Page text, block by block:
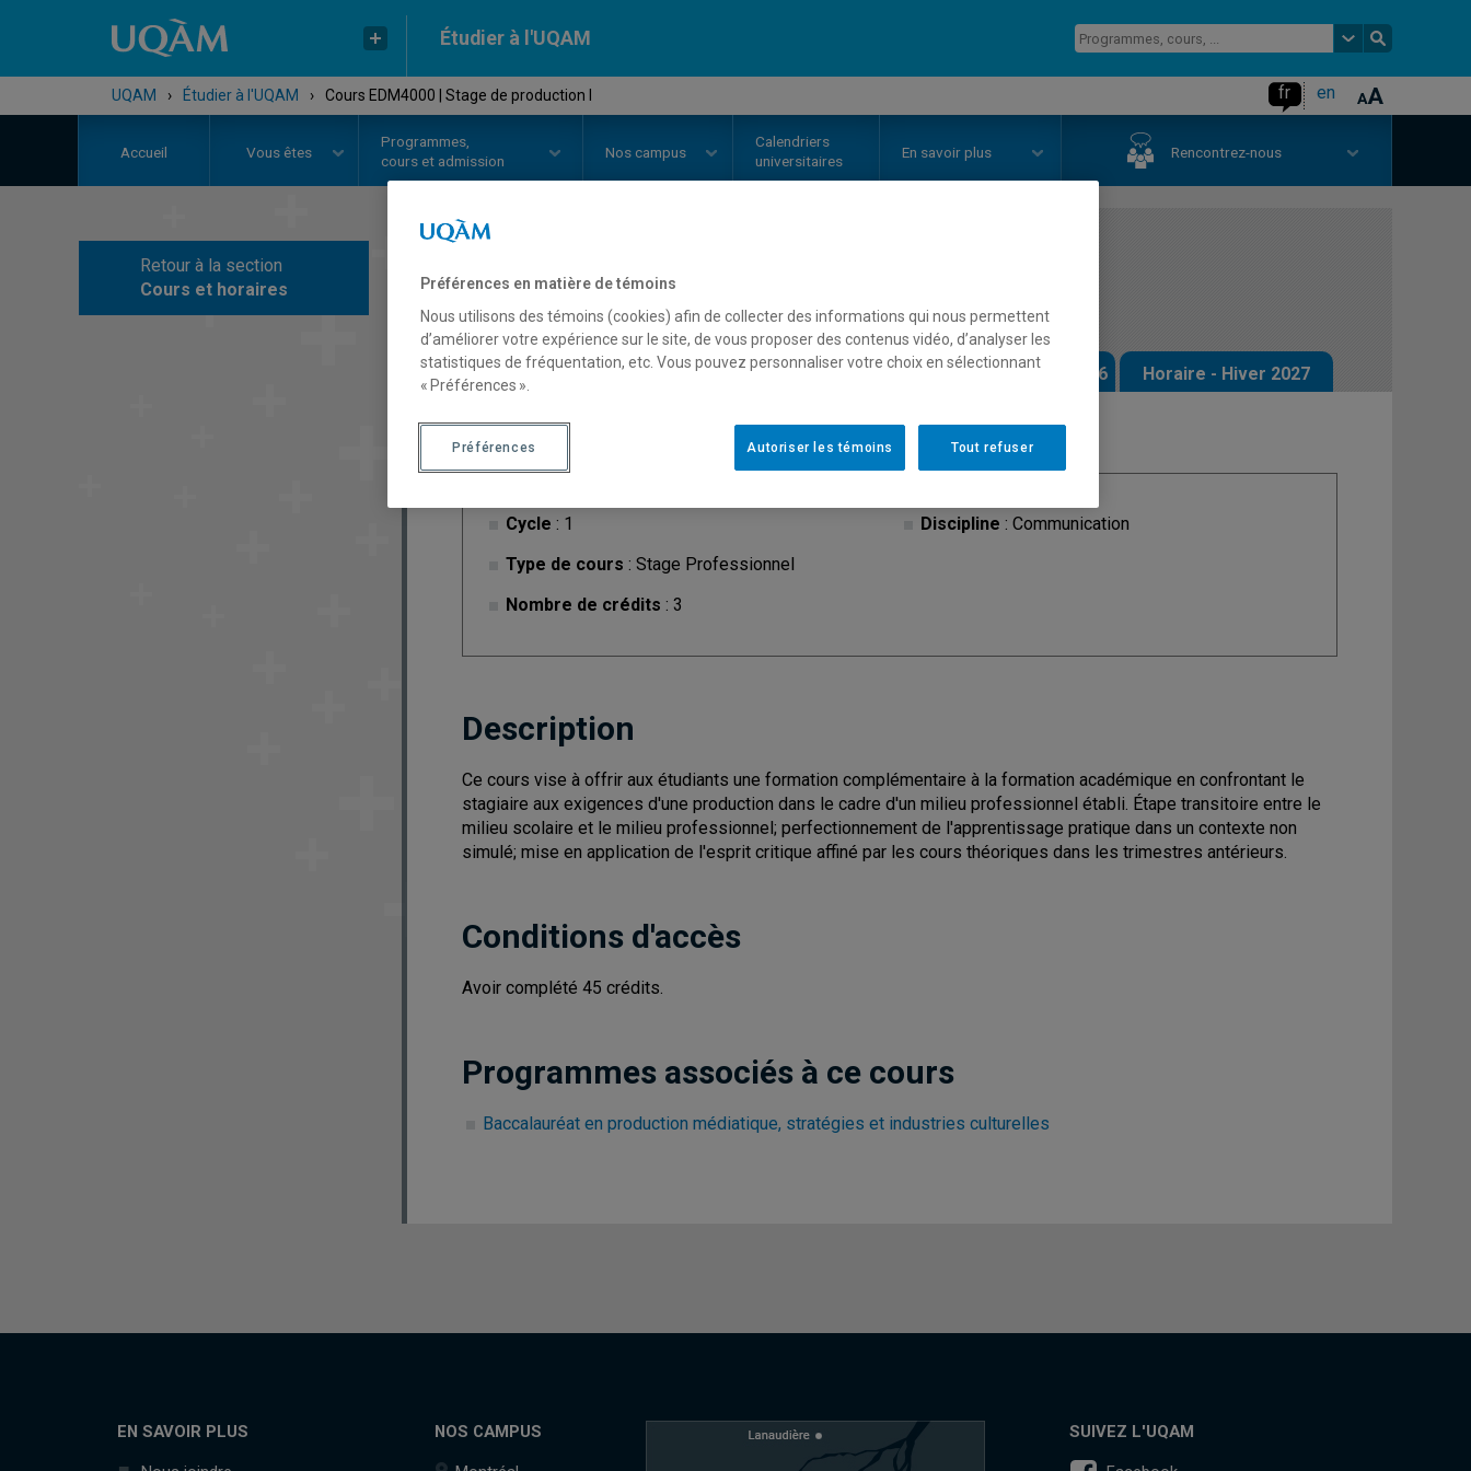
Étudier à l'UQAM
UQAM › Étudier à l'UQAM › Cours EDM4000 | Stage de production I fr en
Accueil Vous êtes
Programmes,
cours et admission
Nos campus
Calendriers
universitaires
En savoir plus Rencontrez-nous
Retour à la section
Cours et horaires
COURS// EDM4000
Description Horaire - Été 2026 Horaire - Automne 2026 Horaire - Hiver 2027
Cycle : 1
Type de cours : Stage Professionnel
Nombre de crédits : 3
Discipline : Communication
Description
Ce cours vise à offrir aux étudiants une formation complémentaire à la formation académique en confrontant le
stagiaire aux exigences d'une production dans le cadre d'un milieu professionnel établi. Étape transitoire entre le
milieu scolaire et le milieu professionnel; perfectionnement de l'apprentissage pratique dans un contexte non
simulé; mise en application de l'esprit critique affiné par les cours théoriques dans les trimestres antérieurs.
Conditions d'accès
Avoir complété 45 crédits.
Programmes associés à ce cours
Baccalauréat en production médiatique, stratégies et industries culturelles
EN SAVOIR PLUS NOS CAMPUS SUIVEZ L'UQAM
Préférences en matière de témoins
Nous utilisons des témoins (cookies) afin de collecter des informations qui nous permettent
d’améliorer votre expérience sur le site, de vous proposer des contenus vidéo, d’analyser les
statistiques de fréquentation, etc. Vous pouvez personnaliser votre choix en sélectionnant
« Préférences ».
Tout refuser
Autoriser les témoins
Préférences